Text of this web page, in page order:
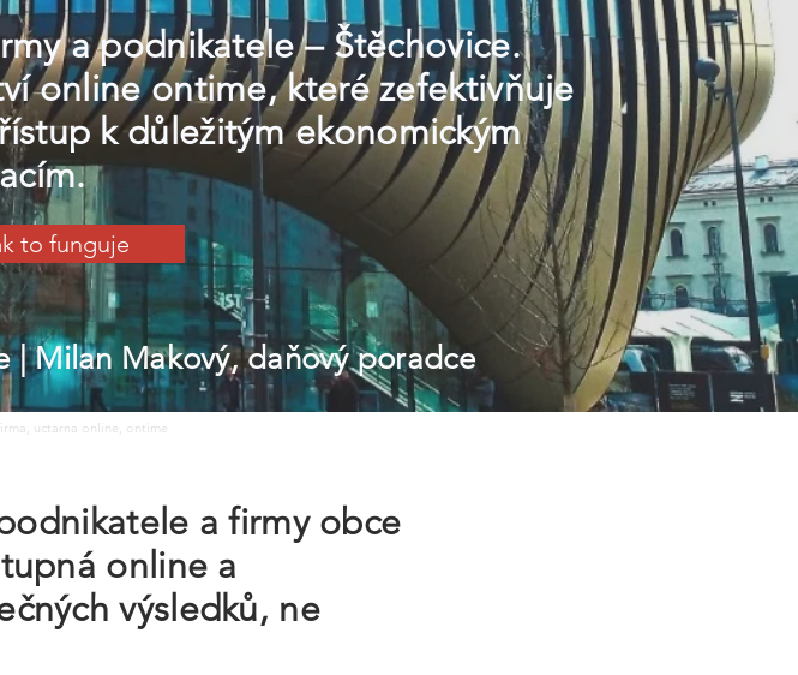
a podnikatele – Štěchovice.
online ontime, které zefektivňuje
k důležitým ekonomickým
to funguje
| Milan Makový, daňový poradce
uctarna online, ontime
a firmy obce
online a
výsledků, ne